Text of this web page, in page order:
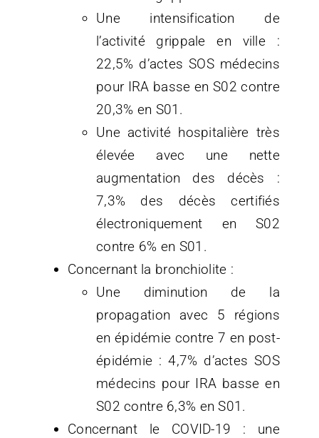
Une intensification de
l’activité grippale en ville :
22,5% d’actes SOS médecins
pour IRA basse en S02 contre
20,3% en S01.
Une activité hospitalière très
élevée avec une nette
augmentation des décès :
7,3% des décès certifiés
électroniquement en S02
contre 6% en S01.
Concernant la bronchiolite :
Une diminution de la
propagation avec 5 régions
en épidémie contre 7 en post-
épidémie : 4,7% d’actes SOS
médecins pour IRA basse en
S02 contre 6,3% en S01.
Concernant le COVID-19 : une